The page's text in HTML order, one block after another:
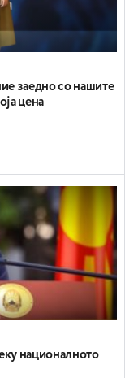
заедно со нашите
цена
националното